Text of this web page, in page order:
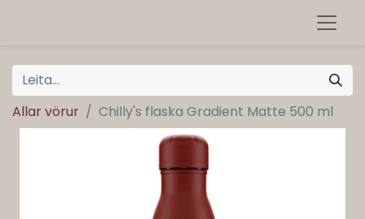
Allar vörur Chilly's flaska Gradient Matte 500 ml